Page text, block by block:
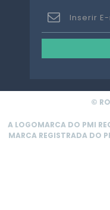
©
A LOGOMARCA DO PMI
MARCA REGISTRADA DO